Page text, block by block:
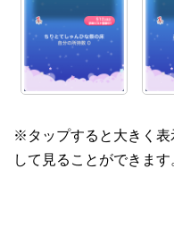
※タップすると大きく表
して見ることができます